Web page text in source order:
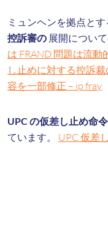
ミュンヘンを拠点と
控訴審の 展開につい
は FRAND 問題は流
し止めに対する控訴
容を一部修正 – ip fray
UPC の仮差し止め命令
ています。 UPC 仮差